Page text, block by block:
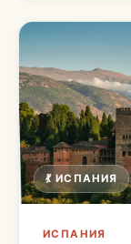
💃 ИСПАНИЯ
ИСПАНИЯ